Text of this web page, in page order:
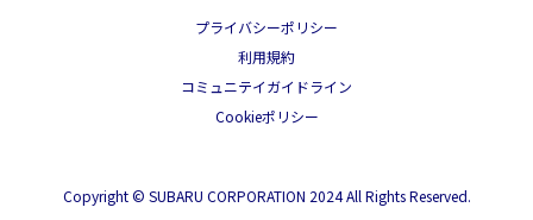
プライバシーポリシー
利用規約
コミュニテイガイドライン
Cookieポリシー
Copyright © SUBARU CORPORATION 2024 All Rights Reserved.